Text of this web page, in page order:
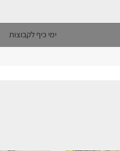
ימי כיף לקבוצות